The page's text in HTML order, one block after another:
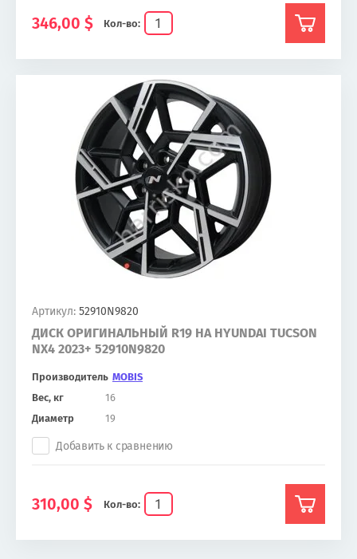
Кол-во:
346,00 $
Артикул: 52910N9820
ДИСК ОРИГИНАЛЬНЫЙ R19 НА HYUNDAI TUCSON
NX4 2023+ 52910N9820
Производитель MOBIS
Вес, кг
16
Диаметр
19
Кол-во:
Добавить к сравнению
310,00 $